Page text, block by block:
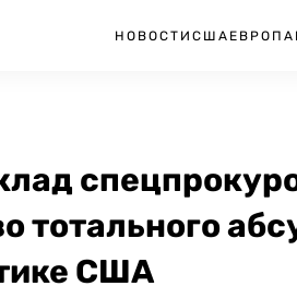
НОВОСТИ США ЕВРОПА
тотального
США